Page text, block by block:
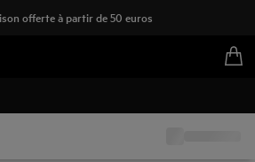
offerte à partir de 50 euros